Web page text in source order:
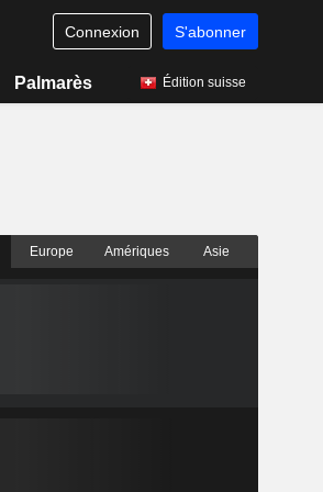
Connexion S'abonner
Palmarès Édition suisse
Europe Amériques Asie